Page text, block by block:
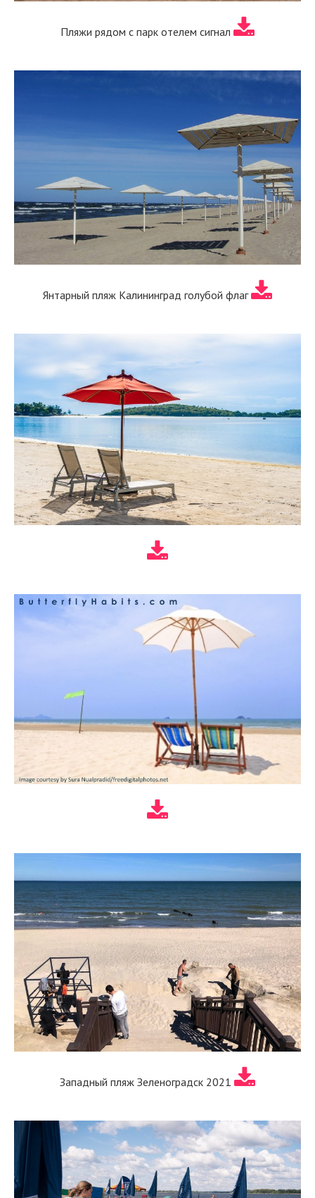
Пляжи рядом с парк отелем сигнал
Янтарный пляж Калининград голубой флаг
Западный пляж Зеленоградск 2021